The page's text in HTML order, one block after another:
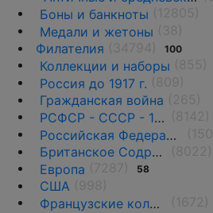
Боны и банкноты
Медали и жетоны
Филателия
100
Коллекции и наборы
Россия до 1917 г.
Гражданская война
РСФСР - СССР - 1918 - 1991
Российская Федерация(1992 г.-н.д.)
Британское Содружество
Европа
58
США
Французские колонии и территории